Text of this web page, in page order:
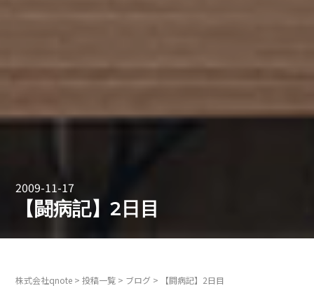
2009-11-17
【闘病記】2日目
株式会社qnote >投稿一覧 > ブログ > 【闘病記】2日目